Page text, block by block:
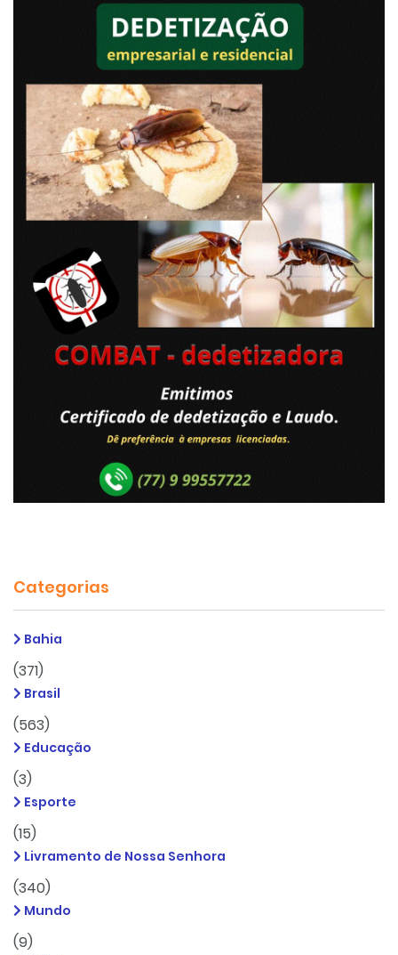
Categorias
Bahia
(371)
Brasil
(563)
Educação
(3)
Esporte
(15)
Livramento de Nossa Senhora
(340)
Mundo
(9)